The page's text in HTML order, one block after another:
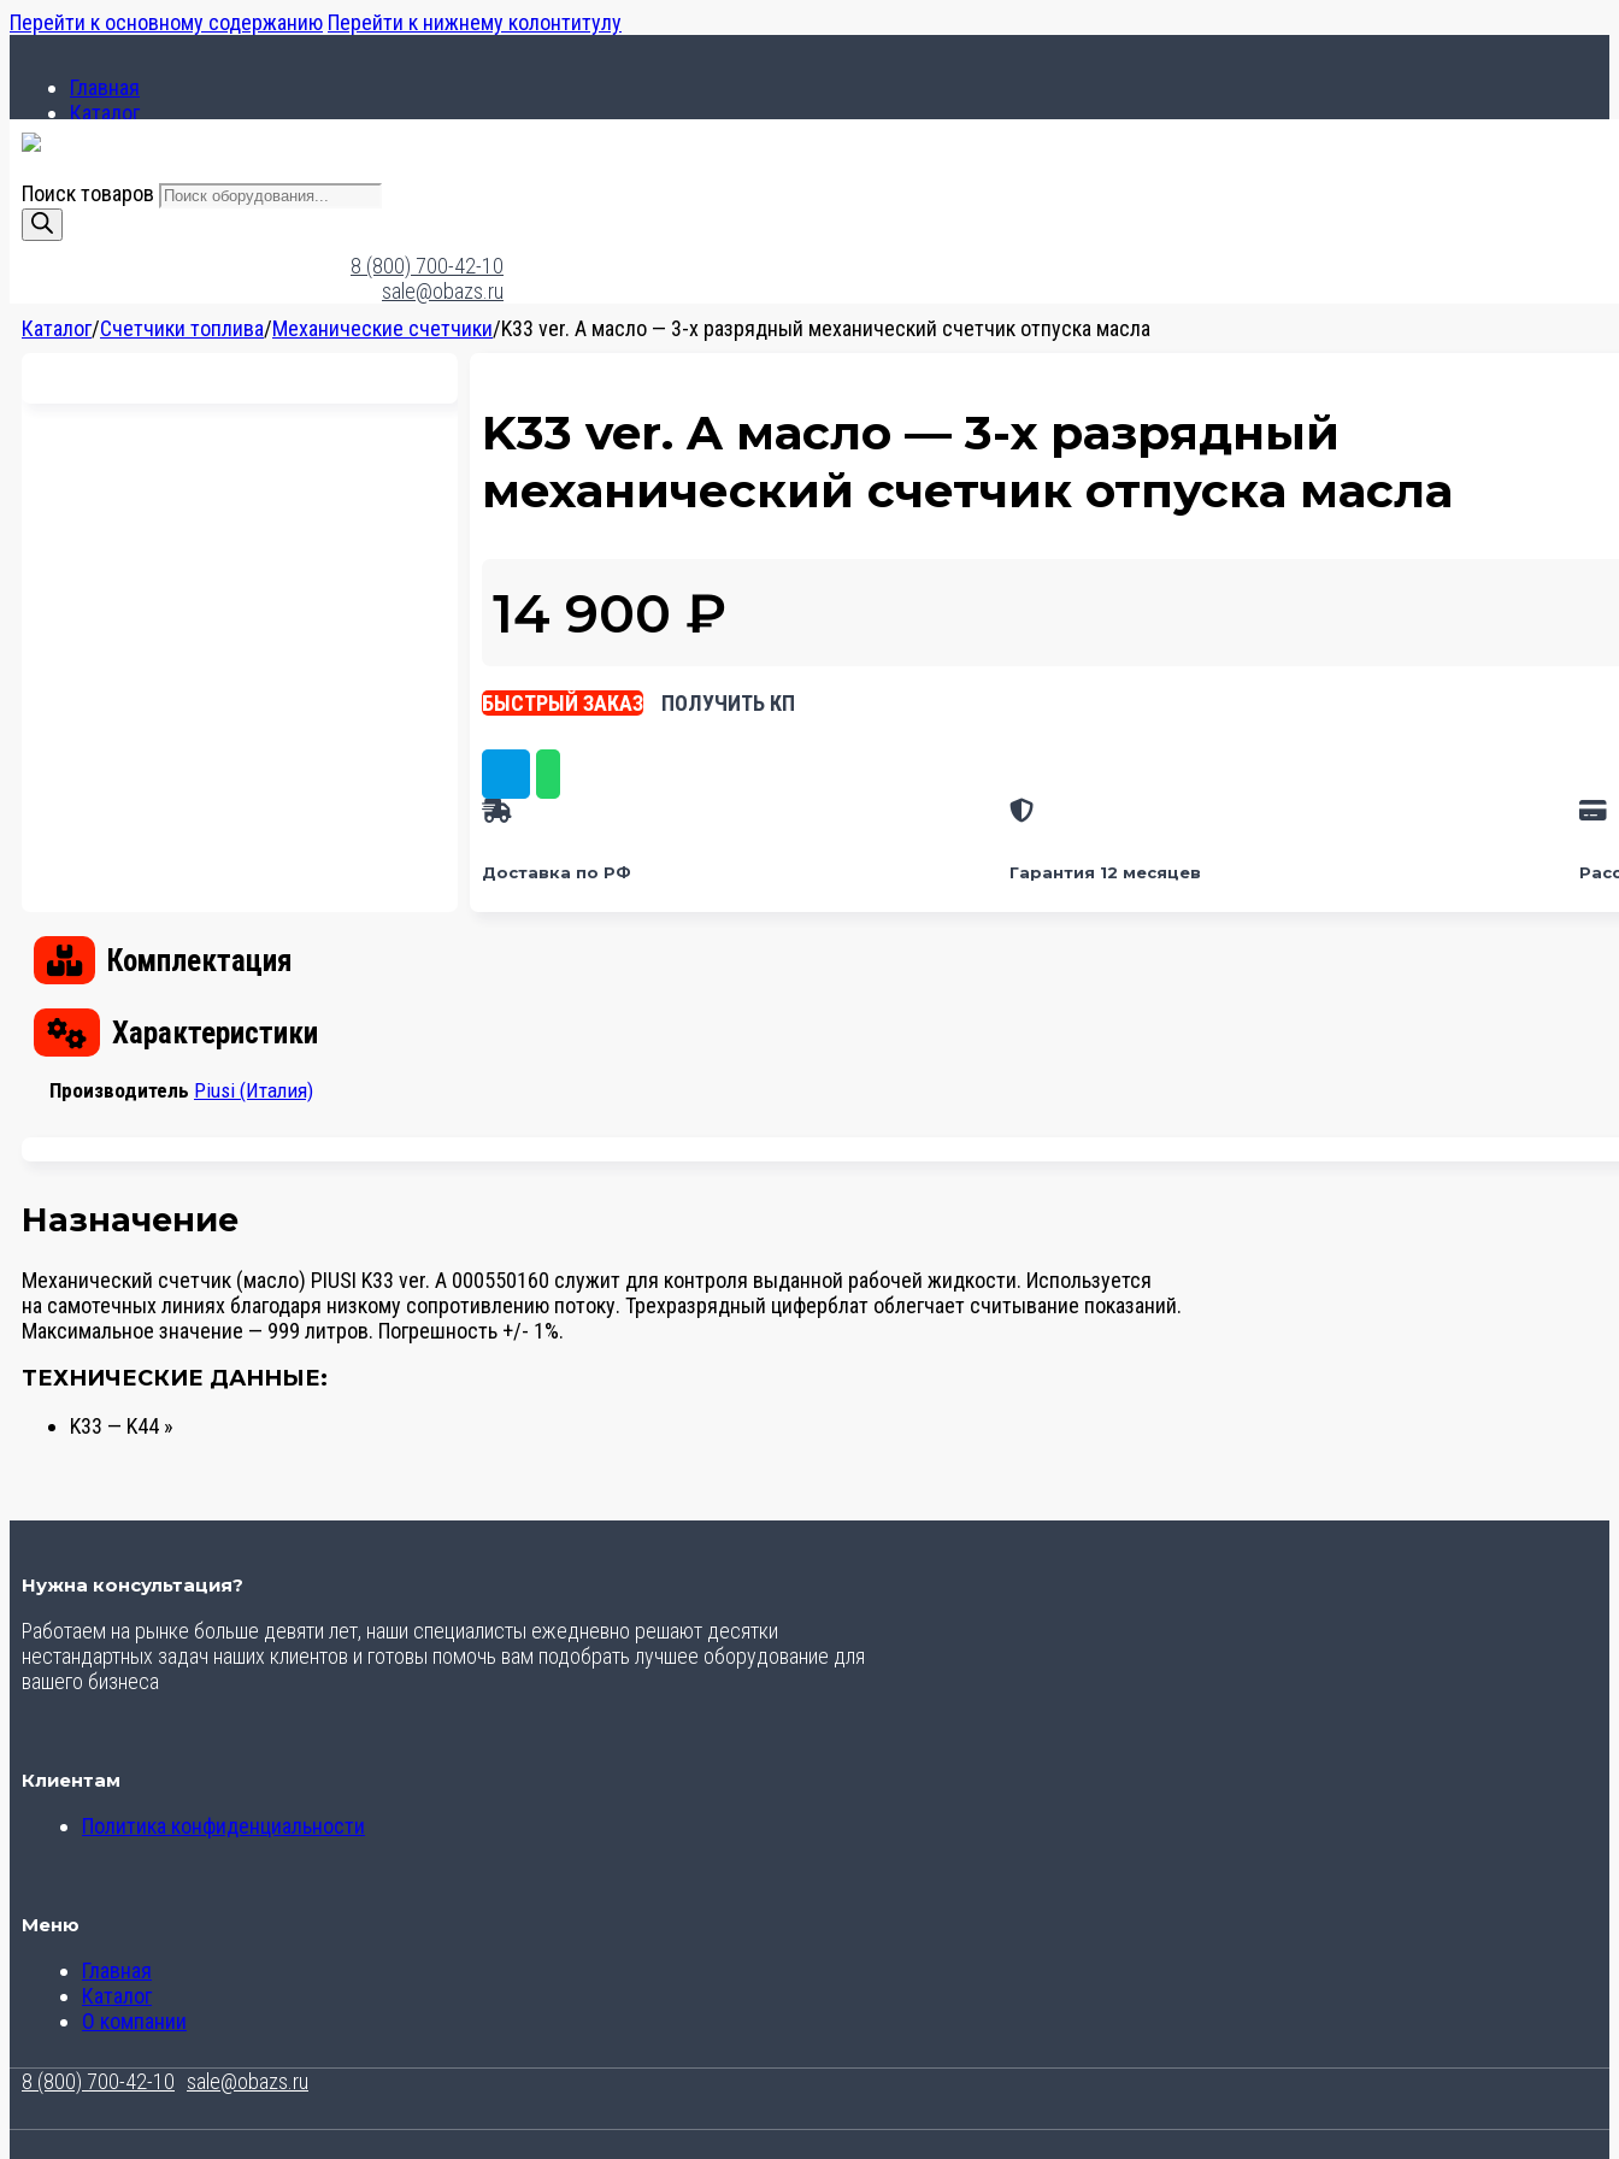
Перейти к основному содержанию Перейти к нижнему колонтитулу
Главная
Каталог
Поиск товаров
8 (800) 700-42-10
sale@obazs.ru
Каталог/Счетчики топлива/Механические счетчики/K33 ver. A масло — 3-х разрядный механический счетчик отпуска масла
K33 ver. A масло — 3-х разрядный
механический счетчик отпуска масла
14 900 ₽
БЫСТРЫЙ ЗАКАЗ ПОЛУЧИТЬ КП
Доставка по РФ Гарантия 12 месяцев
Комплектация
Характеристики
Производитель Piusi (Италия)
Назначение
Механический счетчик (масло) PIUSI K33 ver. A 000550160 служит для контроля выданной рабочей жидкости. Используется
на самотечных линиях благодаря низкому сопротивлению потоку. Трехразрядный циферблат облегчает считывание показаний.
Максимальное значение — 999 литров. Погрешность +/- 1%.
ТЕХНИЧЕСКИЕ ДАННЫЕ:
K33 — K44 »
Нужна консультация?
Работаем на рынке больше девяти лет, наши специалисты ежедневно решают десятки
нестандартных задач наших клиентов и готовы помочь вам подобрать лучшее оборудование для
вашего бизнеса
Клиентам
Политика конфиденциальности
Меню
Главная
Каталог
О компании
8 (800) 700-42-10 sale@obazs.ru